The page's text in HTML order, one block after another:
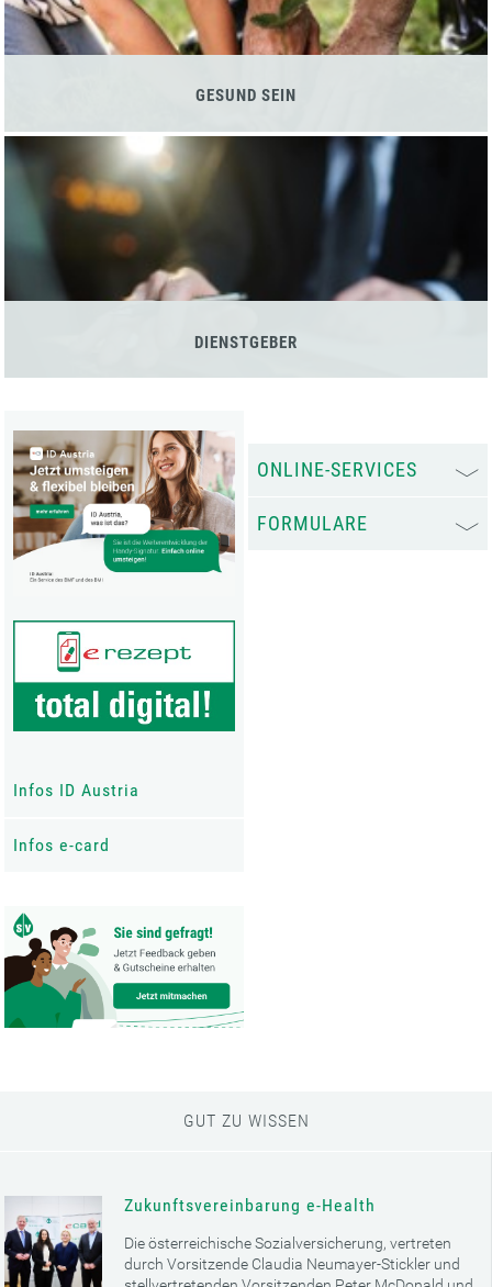
GESUND SEIN
DIENSTGEBER
Infos ID Austria
Infos e-card
ONLINE-SERVICES
FORMULARE
GUT ZU WISSEN
Zukunftsvereinbarung e-Health
Die österreichische Sozialversicherung, vertreten
durch Vorsitzende Claudia Neumayer-Stickler und